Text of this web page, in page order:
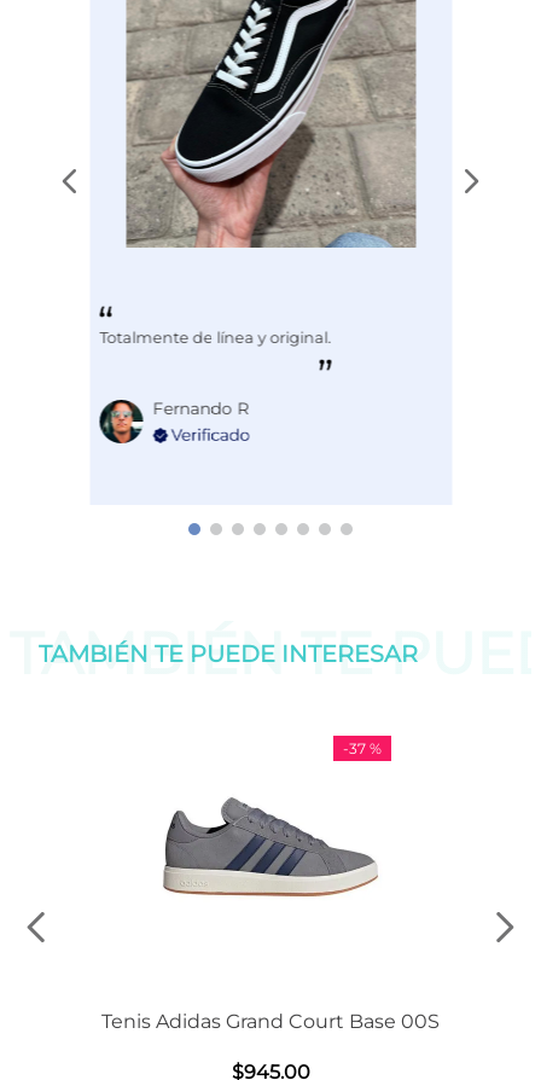
Totalmente de línea y original.
Fernando R
TAMBIÉN TE
TAMBIÉN TE PUEDE INTERESAR
-37 %
Tenis Adidas Grand Court Base 00S
$945.00